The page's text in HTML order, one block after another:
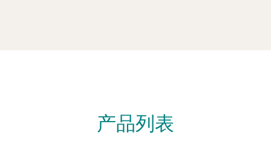
产品列表